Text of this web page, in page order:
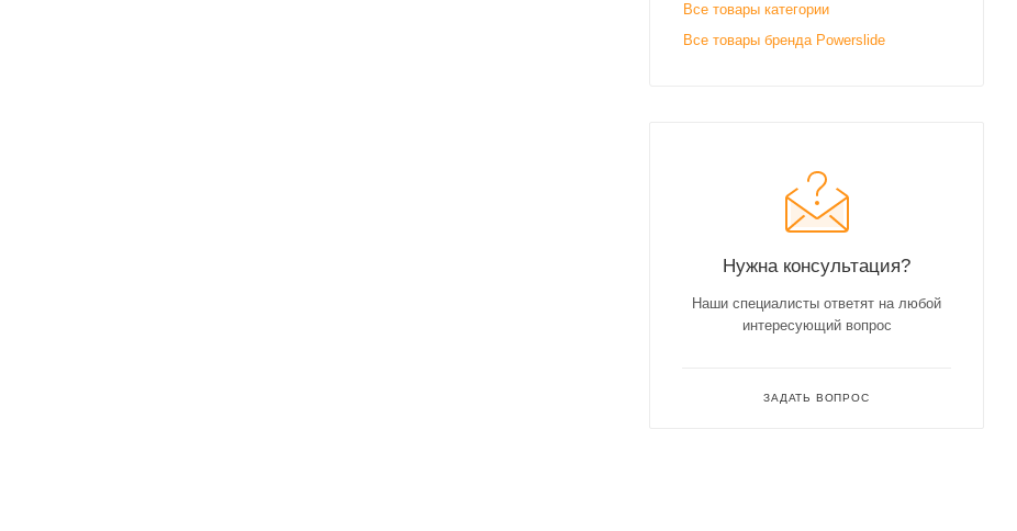
Все товары категории
Все товары бренда Powerslide
Нужна консультация?
Наши специалисты ответят на любой
интересующий вопрос
ЗАДАТЬ ВОПРОС